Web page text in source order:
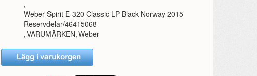
,
Weber Spirit E-320 Classic LP Black Norway 2015
Reservdelar/46415068
,VARUMÄRKEN,Weber